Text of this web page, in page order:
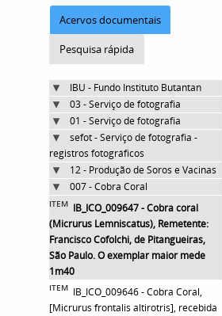
Acervos documentais
Pesquisa rápida
IBU - Fundo Instituto Butantan
03 - Serviço de fotografia
01 - Serviço de fotografia
sefot - Serviço de fotografia -
registros fotográficos
12 - Produção de Soros e Vacinas
007 - Cobra Coral
ITEM IB_ICO_009647 - Cobra coral
(Micrurus Lemniscatus), Remetente:
Francisco Cofolchi, de Pitangueiras,
São Paulo. O exemplar maior mede
1m40
ITEM IB_ICO_009646 - Cobra Coral,
[Micrurus frontalis altirotris], recebida